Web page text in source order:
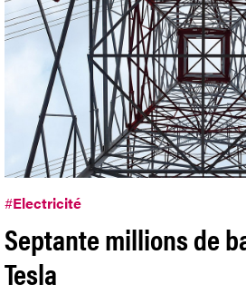
#Electricité
Septante millions de
Tesla